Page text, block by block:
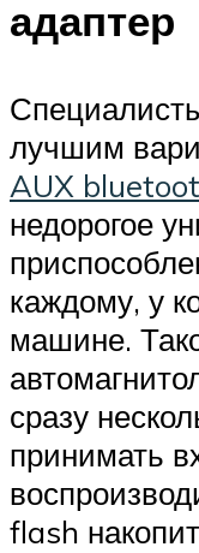
адаптер
лучшим
AUX
недорогое
каждому, у
машине.
сразу
принимать
flash